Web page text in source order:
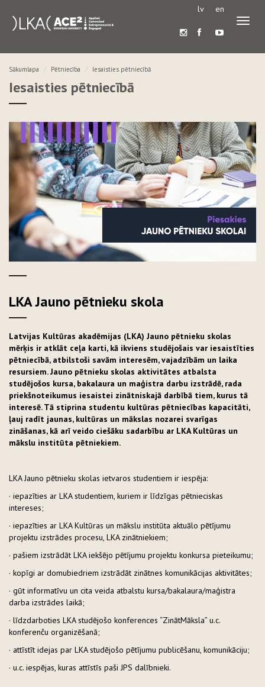
lv en
Sākumlapa Pētniecība Iesaisties pētniecībā
Iesaisties pētniecībā
LKA Jauno pētnieku skola
Latvijas Kultūras akadēmijas (LKA) Jauno pētnieku skolas
mērķis ir atklāt ceļa karti, kā ikviens studējošais var iesaistīties
pētniecībā, atbilstoši savām interesēm, vajadzībām un laika
resursiem. Jauno pētnieku skolas aktivitātes atbalsta
studējošos kursa, bakalaura un maģistra darbu izstrādē, rada
priekšnoteikumus iesaistei zinātniskajā darbībā tiem, kurus tā
interesē. Tā stiprina studentu kultūras pētniecības kapacitāti,
ļauj radīt jaunas, kultūras un mākslas nozarei svarīgas
zināšanas, kā arī veido ciešāku sadarbību ar LKA Kultūras un
mākslu institūta pētniekiem.
LKA Jauno pētnieku skolas ietvaros studentiem ir iespēja:
· iepazīties ar LKA studentiem, kuriem ir līdzīgas pētnieciskas
intereses;
· iepazīties ar LKA Kultūras un mākslu institūta aktuālo pētījumu
projektu izstrādes procesu, LKA zinātniekiem;
· pašiem izstrādāt LKA iekšējo pētījumu projektu konkursa pieteikumu;
· kopīgi ar domubiedriem izstrādāt zinātnes komunikācijas aktivitātes;
· gūt informatīvu un cita veida atbalstu kursa/bakalaura/maģistra
darba izstrādes laikā;
· līdzdarboties LKA studējošo konferences “ZinātMāksla” u.c.
konferenču organizēšanā;
· attīstīt idejas par LKA studējošo pētījumu publicēšanu, komunikāciju;
· u.c. iespējas, kuras attīstīs paši JPS dalībnieki.